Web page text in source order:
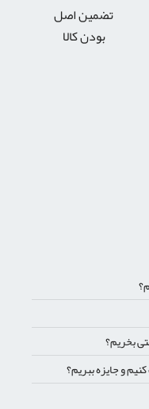
تضمین اصل
بودن کالا
بخریم؟
و جایزه ببریم؟